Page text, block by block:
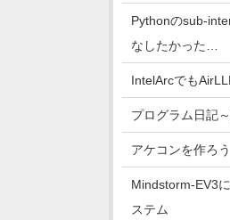
Pythonのsub-
なしたかった…
IntelArcでも
プログラム日記
アケコンを作ろう
Mindstorm-EV3
ステム